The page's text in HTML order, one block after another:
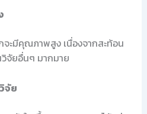
จะมีคุณภาพสูง เนื่องจากสะท้อน
วิจัยอื่นๆ มากมาย
จัย